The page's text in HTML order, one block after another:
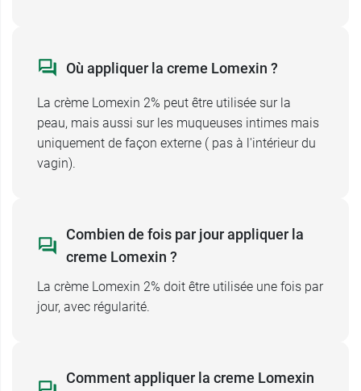
Utilisation de Lomexin chez la femme
On déconseille l'utilisation d'
ovules et crème
antifongiques Lomexin durant la grossesse.
Toujours demander un avis médical à son
médecin ou pharmacien.
allaitante
On déconseille l'utilisation d'
antifongiques Lomexindurant l'allaitement.
les ovules Lomexinen cas de mycose vaginale.
Où appliquer la creme Lomexin ?
La crème Lomexin 2% peut être utilisée sur la
peau, mais aussi sur les muqueuses intimes mais
uniquement de façon externe ( pas à l'intérieur du
vagin).
Combien de fois par jour appliquer la
creme Lomexin ?
La crème Lomexin 2% doit être utilisée une fois par
jour, avec régularité.
Comment appliquer la creme Lomexin